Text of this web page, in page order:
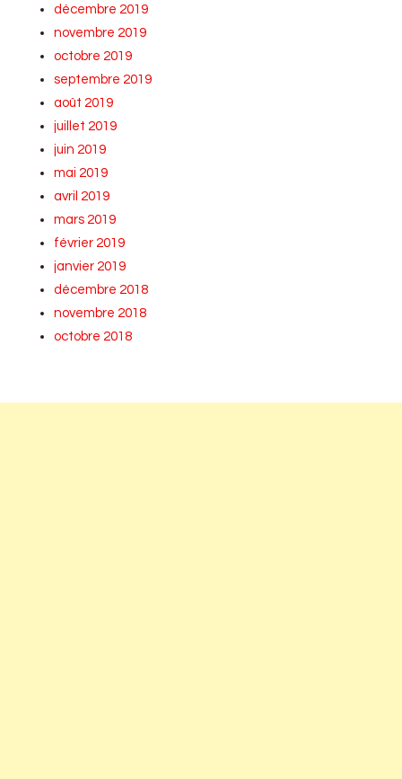
décembre 2019
novembre 2019
octobre 2019
septembre 2019
août 2019
juillet 2019
juin 2019
mai 2019
avril 2019
mars 2019
février 2019
janvier 2019
décembre 2018
novembre 2018
octobre 2018